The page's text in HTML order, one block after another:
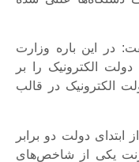
در این باره وزارت
الکترونیک را بر
دارد و امیدواریم در سال 94 دولت الکترونیک در قالب
ابتدای دولت دو برابر
یکی از شاخص‌های